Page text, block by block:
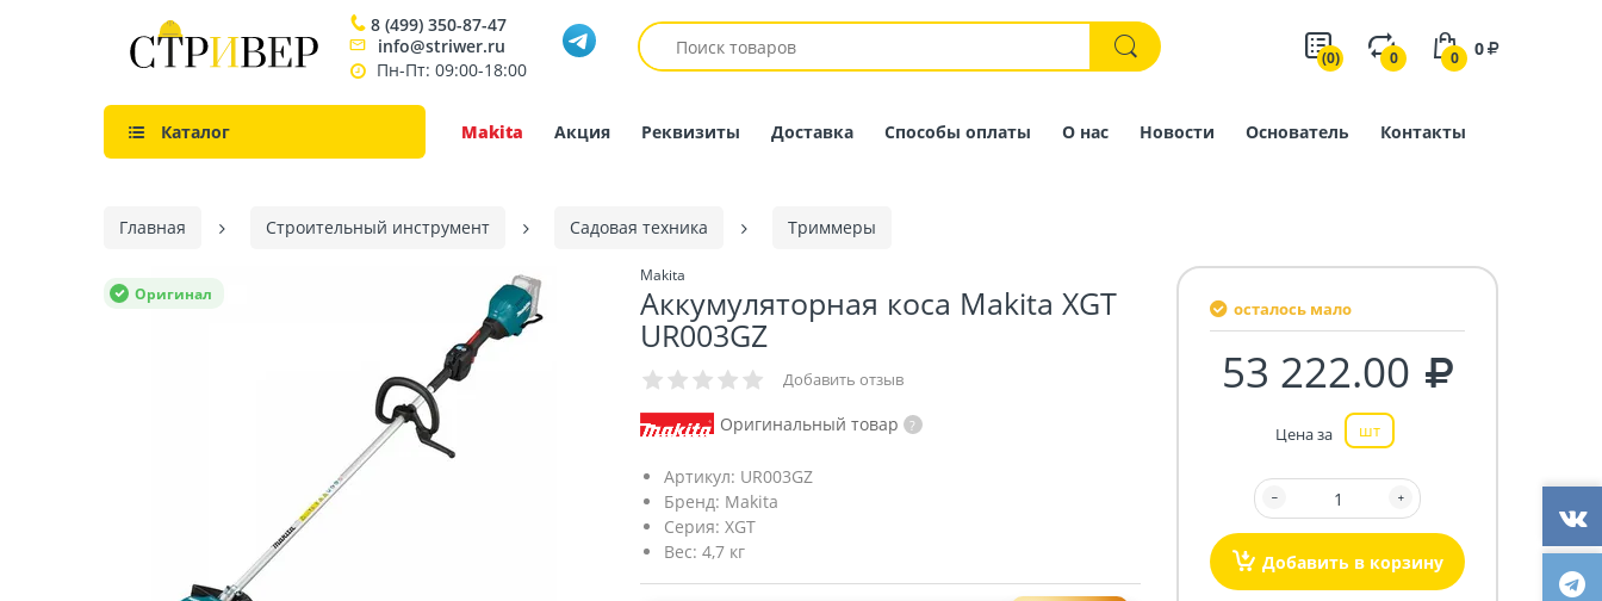
8 (499) 350-87-47
info@striwer.ru
Пн-Пт: 09:00-18:00
(0) 0 0 0
Каталог Makita Акция Реквизиты Доставка Способы оплаты О нас Новости Основатель Контакты
Главная Строительный инструмент Садовая техника Триммеры
Оригинал
Makita
Аккумуляторная коса Makita XGT
UR003GZ
Добавить отзыв
Оригинальный товар
Артикул: UR003GZ
Бренд: Makita
Серия: XGT
Вес: 4,7 кг
осталось мало
53 222.00
Цена за шт
Добавить в корзину